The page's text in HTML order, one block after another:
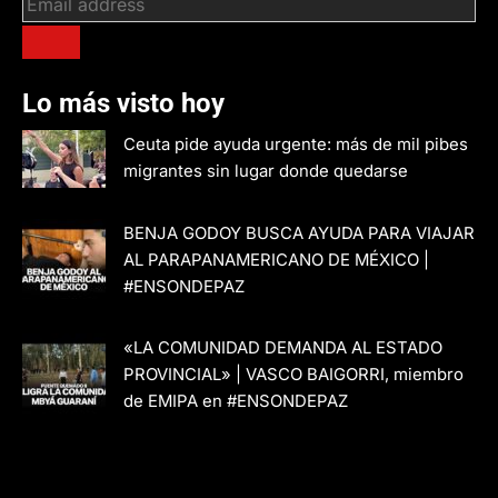
Lo más visto hoy
Ceuta pide ayuda urgente: más de mil pibes
migrantes sin lugar donde quedarse
BENJA GODOY BUSCA AYUDA PARA VIAJAR
AL PARAPANAMERICANO DE MÉXICO |
#ENSONDEPAZ
«LA COMUNIDAD DEMANDA AL ESTADO
PROVINCIAL» | VASCO BAIGORRI, miembro
de EMIPA en #ENSONDEPAZ